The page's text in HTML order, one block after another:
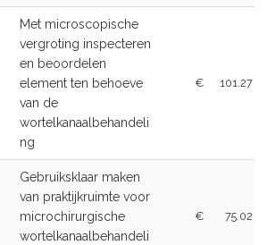
Met microscopische
vergroting inspecteren
en beoordelen
element ten behoeve
van de
wortelkanaalbehandeli
ng
€ 101.27
Gebruiksklaar maken
van praktijkruimte voor
microchirurgische
wortelkanaalbehandeli
€ 75.02